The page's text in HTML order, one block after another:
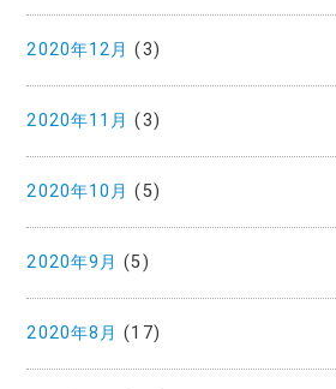
2020年12月 (3)
2020年11月 (3)
2020年10月 (5)
2020年9月 (5)
2020年8月 (17)